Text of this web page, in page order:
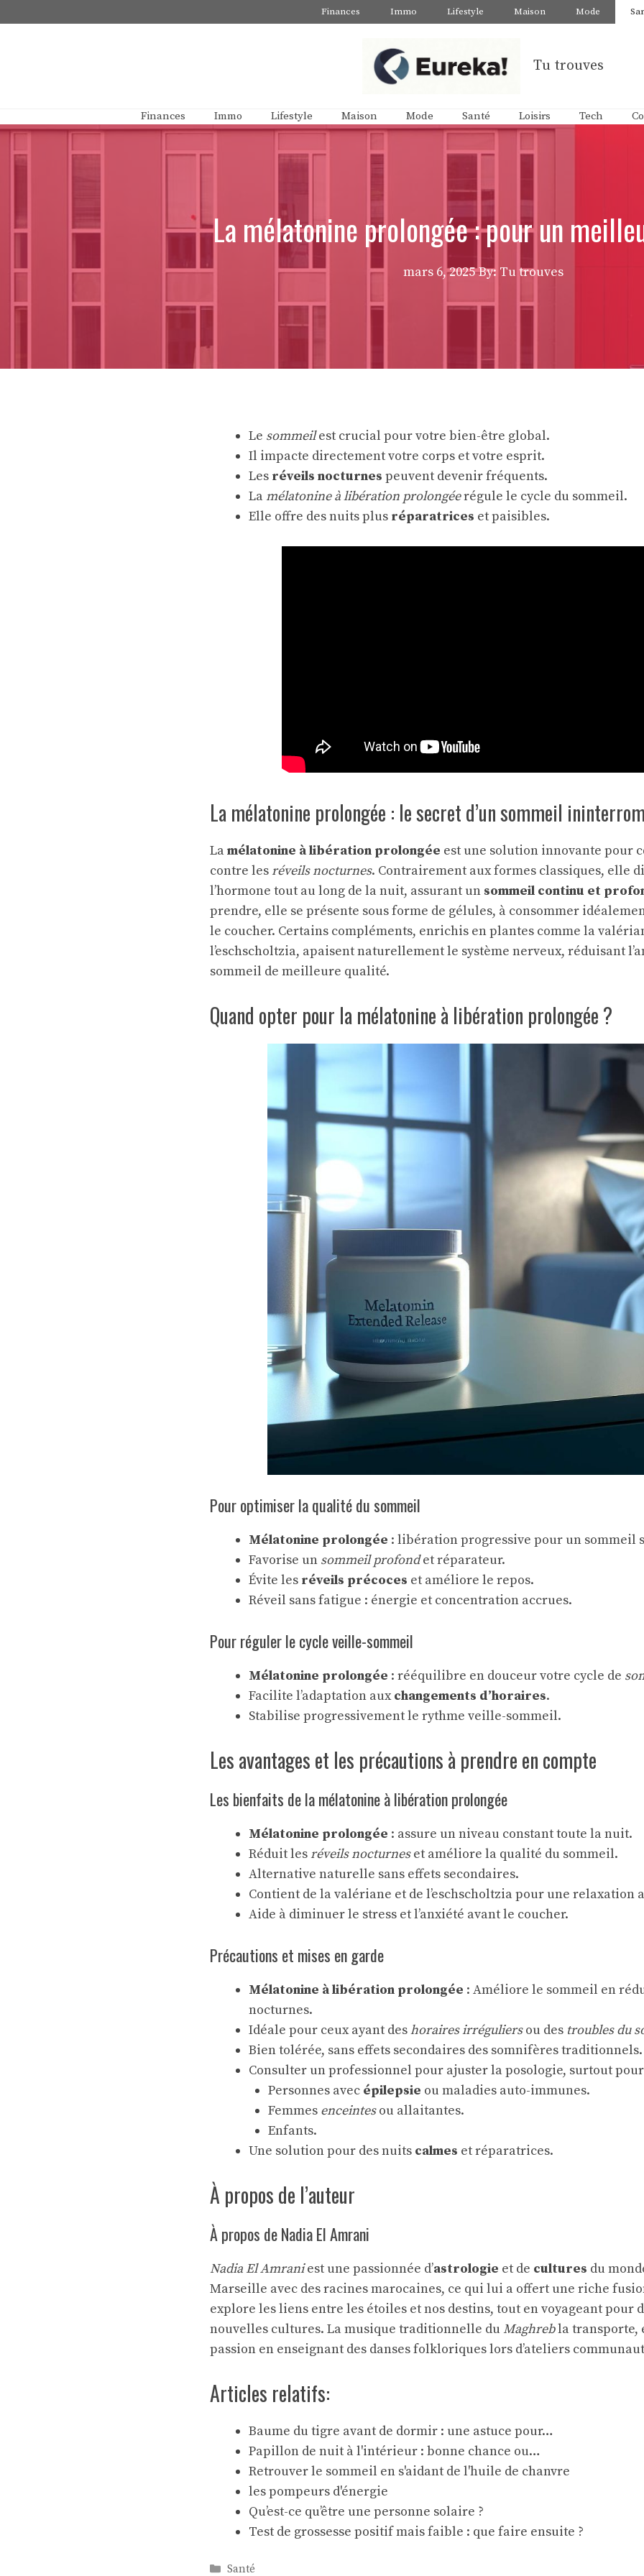
au
Finances Immo Lifestyle Maison Mode
Tu trouves
Finances Immo Lifestyle Maison Mode Santé Loisirs Tech
La mélatonine prolongée : pour un
mars 6, 2025 By: Tu trouves
Le sommeilest crucial pour votre bien-être global.
Il impacte directement votre corps et votre esprit.
Les réveils nocturnes peuvent devenir fréquents.
Lamélatonine à libération prolongéerégule le cycle du sommeil.
Elle offre des nuits plus réparatrices et paisibles.
La mélatonine prolongée : le secret d’un sommeil
Lamélatonine à libération prolongée est une solution innovante pour
contre les réveils nocturnes. Contrairement aux formes classiques, elle
l’hormone tout au long de la nuit, assurant un sommeil continu et
prendre, elle se présente sous forme de gélules, à consommer
le coucher. Certains compléments, enrichis en plantes comme la
l’eschscholtzia, apaisent naturellement le système nerveux, réduisant
sommeil de meilleure qualité.
Quand opter pour la mélatonine à libération prolongée ?
Pour optimiser la qualité du sommeil
Mélatonine prolongée : libération progressive pour un sommeil
Favorise un sommeil profondet réparateur.
Évite les réveils précoces et améliore le repos.
Réveil sans fatigue : énergie et concentration accrues.
Pour réguler le cycle veille-sommeil
Mélatonine prolongée : rééquilibre en douceur votre cycle de
Facilite l’adaptation auxchangements d’horaires.
Stabilise progressivement le rythme veille-sommeil.
Les avantages et les précautions à prendre en compte
Les bienfaits de la mélatonine à libération prolongée
Mélatonine prolongée : assure un niveau constant toute la nuit.
Réduit les réveils nocturneset améliore la qualité du sommeil.
Alternative naturelle sans effets secondaires.
Contient de la valériane et de l’eschscholtzia pour une relaxation
Aide à diminuer le stress et l’anxiété avant le coucher.
Précautions et mises en garde
Mélatonine à libération prolongée : Améliore le sommeil en
nocturnes.
Idéale pour ceux ayant deshoraires irréguliersou des troubles du
Bien tolérée, sans effets secondaires des somnifères traditionnels.
Consulter un professionnel pour ajuster la posologie, surtout
Personnes avec épilepsie ou maladies auto-immunes.
Femmes enceintesou allaitantes.
Enfants.
Une solution pour des nuits calmes et réparatrices.
À propos de l’auteur
À propos de Nadia El Amrani
Nadia El Amraniest une passionnée d’astrologie et de cultures du
Marseille avec des racines marocaines, ce qui lui a offert une riche
explore les liens entre les étoiles et nos destins, tout en voyageant pour
nouvelles cultures. La musique traditionnelle du Maghrebla transporte,
passion en enseignant des danses folkloriques lors d’ateliers
Articles relatifs:
Baume du tigre avant de dormir : une astuce pour…
Papillon de nuit à l'intérieur : bonne chance ou…
Retrouver le sommeil en s'aidant de l'huile de chanvre
les pompeurs d'énergie
Qu’est-ce qu’être une personne solaire ?
Test de grossesse positif mais faible : que faire ensuite ?
Catégories
Santé